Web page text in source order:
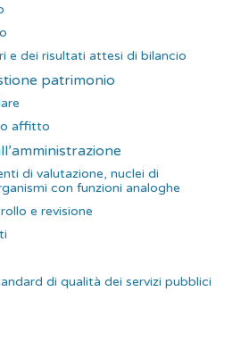
e dei risultati attesi di bilancio
patrimonio
o affitto
di valutazione, nuclei di
con funzioni analoghe
e revisione
di qualità dei servizi pubblici